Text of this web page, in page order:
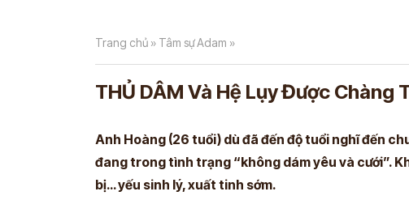
Trang chủ » Tâm sự Adam »
THỦ DÂM Và Hệ Lụy Được Chàng
Anh Hoàng (26 tuổi) dù đã đến độ tuổi nghĩ đến
đang trong tình trạng “không dám yêu và cưới”.
bị… yếu sinh lý, xuất tinh sớm.
tốt, không hề gây dị ứng, kích
quá trình sử dụng… Công dụng
khá rõ ràng, tôi rất tự tin với bản
tại.